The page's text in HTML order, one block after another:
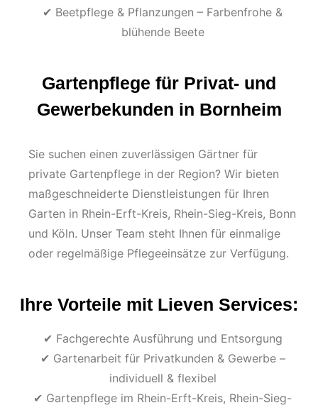
✔ Beetpflege & Pflanzungen – Farbenfrohe &
blühende Beete
Gartenpflege für Privat- und
Gewerbekunden in Bornheim
Sie suchen einen zuverlässigen Gärtner für
private Gartenpflege in der Region? Wir bieten
maßgeschneiderte Dienstleistungen für Ihren
Garten in Rhein-Erft-Kreis, Rhein-Sieg-Kreis, Bonn
und Köln. Unser Team steht Ihnen für einmalige
oder regelmäßige Pflegeeinsätze zur Verfügung.
Ihre Vorteile mit Lieven Services:
✔ Fachgerechte Ausführung und Entsorgung
✔ Gartenarbeit für Privatkunden & Gewerbe –
individuell & flexibel
✔ Gartenpflege im Rhein-Erft-Kreis, Rhein-Sieg-